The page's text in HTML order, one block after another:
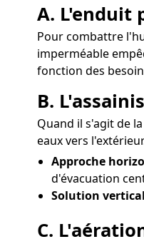
A. L'enduit
Pour combattre
imperméable
fonction des
B.
Quand il s'agit de
eaux vers
Approche
d'évacuation
Solution
C.